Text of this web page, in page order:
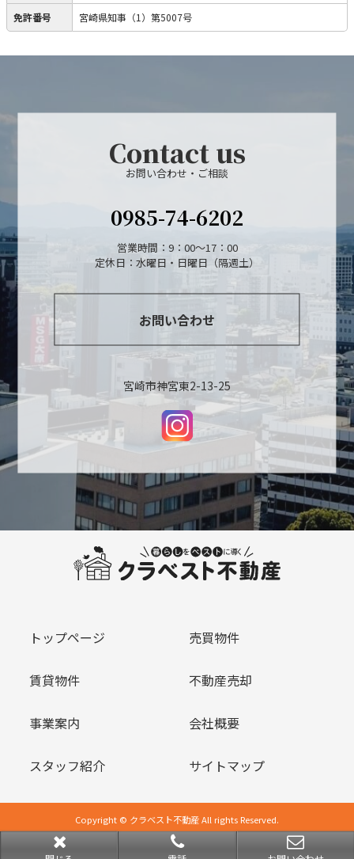
免許番号 宮崎県知事（1）第5007号
Contact us
お問い合わせ・ご相談
0985-74-6202
営業時間：9：00～17：00
定休日：水曜日・日曜日（隔週土）
お問い合わせ
宮崎市神宮東2-13-25
トップページ 売買物件
賃貸物件 不動産売却
事業案内 会社概要
スタッフ紹介 サイトマップ
Copyright © クラベスト不動産 All rights Reserved.
powered by 不動産クラウドオフィス